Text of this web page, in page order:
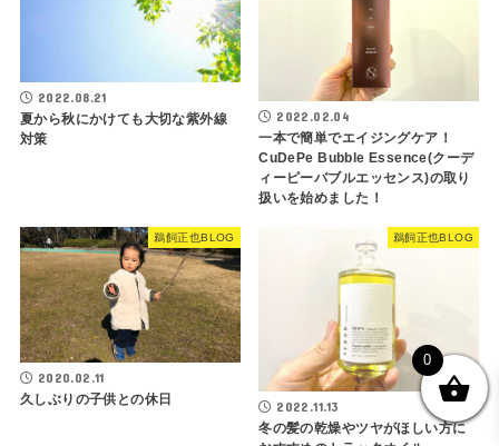
2022.08.21
夏から秋にかけても大切な紫外線
対策
2022.02.04
一本で簡単でエイジングケア！
CuDePe Bubble Essence(クーデ
ィーピーバブルエッセンス)の取り
扱いを始めました！
鵜飼正也BLOG
2020.02.11
久しぶりの子供との休日
鵜飼正也BLOG
2022.11.13
冬の髪の乾燥やツヤがほしい方に
0